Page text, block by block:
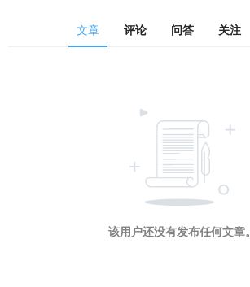
文章 评论 问答 关注
该用户还没有发布任何文章。